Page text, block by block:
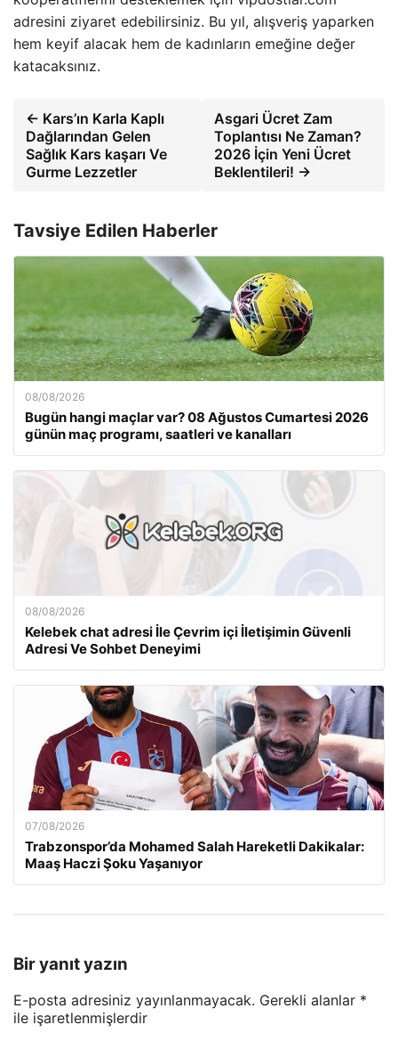
adresini ziyaret edebilirsiniz. Bu yıl, alışveriş yaparken
hem keyif alacak hem de kadınların emeğine değer
katacaksınız.
← Kars’ın Karla Kaplı
Dağlarından Gelen
Sağlık Kars kaşarı Ve
Gurme Lezzetler
Asgari Ücret Zam
Toplantısı Ne Zaman?
2026 İçin Yeni Ücret
Beklentileri! →
Tavsiye Edilen Haberler
08/08/2026
Bugün hangi maçlar var? 08 Ağustos Cumartesi 2026
günün maç programı, saatleri ve kanalları
08/08/2026
Kelebek chat adresi İle Çevrim içi İletişimin Güvenli
Adresi Ve Sohbet Deneyimi
07/08/2026
Trabzonspor’da Mohamed Salah Hareketli Dakikalar:
Maaş Haczi Şoku Yaşanıyor
Bir yanıt yazın
E-posta adresiniz yayınlanmayacak. Gerekli alanlar *
ile işaretlenmişlerdir